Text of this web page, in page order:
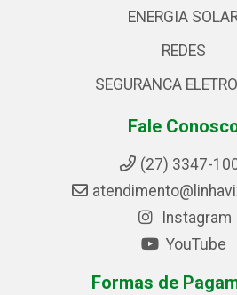
ENERGIA
REDES
SEGURANCA
Fale
(27) 3347-
Instagram
YouTube
Formas de